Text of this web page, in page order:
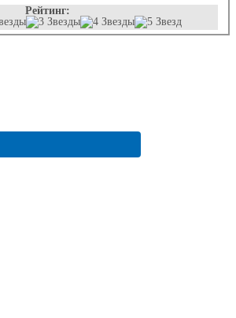
Рейтинг: